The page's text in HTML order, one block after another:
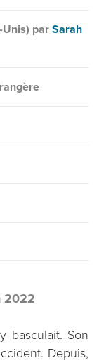
Unis) par Sarah
2022
basculait. Son
Depuis,